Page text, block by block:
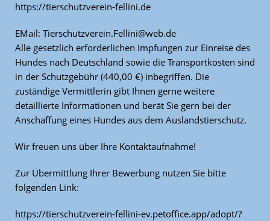
https://tierschutzverein-fellini.de
EMail: Tierschutzverein.Fellini@web.de
Alle gesetzlich erforderlichen Impfungen zur Einreise des
Hundes nach Deutschland sowie die Transportkosten sind
in der Schutzgebühr (440,00 €) inbegriffen. Die
zuständige Vermittlerin gibt Ihnen gerne weitere
detaillierte Informationen und berät Sie gern bei der
Anschaffung eines Hundes aus dem Auslandstierschutz.
Wir freuen uns über Ihre Kontaktaufnahme!
Zur Übermittlung Ihrer Bewerbung nutzen Sie bitte
folgenden Link:
https://tierschutzverein-fellini-ev.petoffice.app/adopt/?